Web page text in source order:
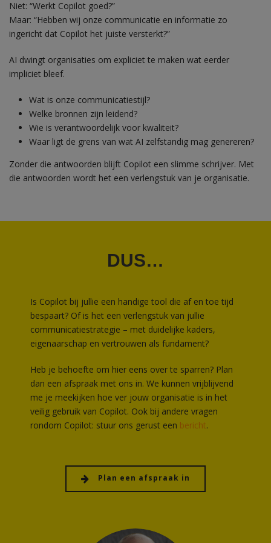
Niet: “Werkt Copilot goed?”
Maar: “Hebben wij onze communicatie en informatie zo
ingericht dat Copilot het juiste versterkt?”
AI dwingt organisaties om expliciet te maken wat eerder
impliciet bleef.
Wat is onze communicatiestijl?
Welke bronnen zijn leidend?
Wie is verantwoordelijk voor kwaliteit?
Waar ligt de grens van wat AI zelfstandig mag genereren?
Zonder die antwoorden blijft Copilot een slimme schrijver. Met
die antwoorden wordt het een verlengstuk van je organisatie.
DUS…
Is Copilot bij jullie een handige tool die af en toe tijd
bespaart? Of is het een verlengstuk van jullie
communicatiestrategie – met duidelijke kaders,
eigenaarschap en vertrouwen als fundament?
Heb je behoefte om hier eens over te sparren? Plan
dan een afspraak met ons in. We kunnen vrijblijvend
me je meekijken hoe ver jouw organisatie is in het
veilig gebruik van Copilot. Ook bij andere vragen
rondom Copilot: stuur ons gerust een bericht.
Plan een afspraak in